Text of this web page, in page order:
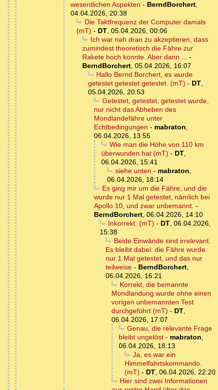
wesentlichen Aspekten - BerndBorchert,
04.04.2026, 20:38
Die Taktfrequenz der Computer damals
(mT) - DT, 05.04.2026, 00:06
Ich war nah dran zu akzeptieren, dass
zumindest theoretisch die Fähre zur
Rakete hoch konnte. Aber dann ... -
BerndBorchert, 05.04.2026, 16:07
Hallo Bernd Borchert, es wurde
getestet getestet getestet. (mT) - DT,
05.04.2026, 20:53
Getestet, getestet, getestet wurde,
nur nicht das Abheben des
Mondlandefähre unter
Echtbedingungen - mabraton,
06.04.2026, 13:55
Wie man die Höhe von 110 km
überwunden hat (mT) - DT,
06.04.2026, 15:41
siehe unten - mabraton,
06.04.2026, 18:14
Es ging mir um die Fähre, und die
wurde nur 1 Mal getestet, nämlich bei
Apollo 10, und zwar unbemannt. -
BerndBorchert, 06.04.2026, 14:10
Inkorrekt. (mT) - DT, 06.04.2026,
15:38
Beide Einwände sind irrelevant.
Es bleibt dabei: die Fähre wurde
nur 1 Mal getestet, und das nur
teilweise - BerndBorchert,
06.04.2026, 16:21
Korrekt, die bemannte
Mondlandung wurde ohne einen
vorigen unbemannten Test
durchgeführt (mT) - DT,
06.04.2026, 17:07
Genau, die relevante Frage
bleibt ungelöst - mabraton,
06.04.2026, 18:13
Ja, es war ein
Himmelfahrtskommando.
(mT) - DT, 06.04.2026, 22:20
Hier sind zwei Informationen